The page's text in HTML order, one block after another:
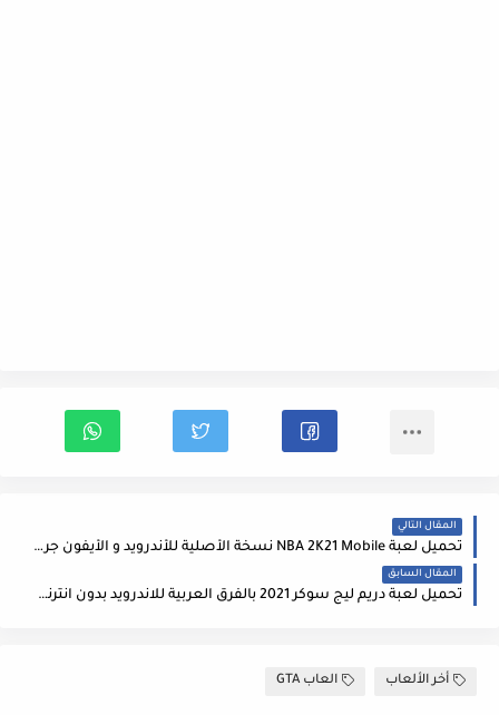
المقال التالي
تحميل لعبة NBA 2K21 Mobile نسخة الأصلية للأندرويد و الأيفون جرافيك عالي جدا
المقال السابق
تحميل لعبة دريم ليج سوكر 2021 بالفرق العربية للاندرويد بدون انترنت مع أموال غير محدودة - DLS 21
أخر الألعاب العاب GTA